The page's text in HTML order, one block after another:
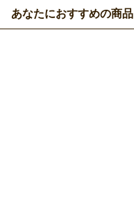
あなたにおすすめの商品